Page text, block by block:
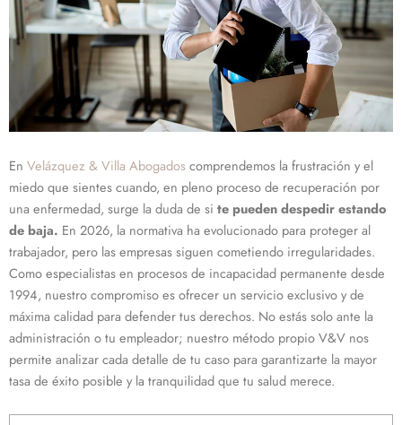
En Velázquez & Villa Abogadoscomprendemos la frustración y el
miedo que sientes cuando, en pleno proceso de recuperación por
una enfermedad, surge la duda de si te pueden despedir estando
de baja. En 2026, la normativa ha evolucionado para proteger al
trabajador, pero las empresas siguen cometiendo irregularidades.
Como especialistas en procesos de incapacidad permanente desde
1994, nuestro compromiso es ofrecer un servicio exclusivo y de
máxima calidad para defender tus derechos. No estás solo ante la
administración o tu empleador; nuestro método propio V&V nos
permite analizar cada detalle de tu caso para garantizarte la mayor
tasa de éxito posible y la tranquilidad que tu salud merece.